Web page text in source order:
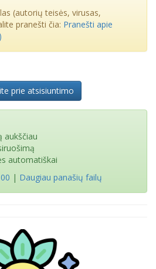
(autorių teisės, virusas,
pranešti čia: Pranešti apie
prie atsisiuntimo
aukščiau
automatiškai
| Daugiau panašių failų